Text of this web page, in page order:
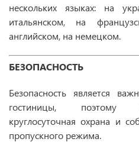
нескольких языках: на
итальянском, на
английском, на немецком.
БЕЗОПАСНОСТЬ
Безопасность является
гостиницы, поэтому
круглосуточная охрана и
пропускного режима.